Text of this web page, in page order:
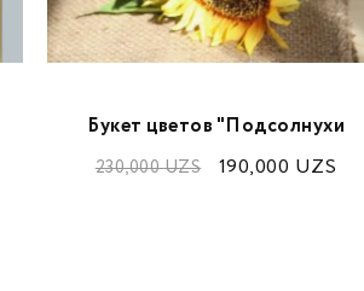
Букет цветов "Подсолнухи
230,000UZS 190,000 UZS